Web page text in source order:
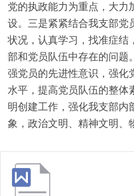
党的执政能力为重点，大力
设。三是紧紧结合我支部党
状况，认真学习，找准症结
部和党员队伍中存在的问题
强党员的先进性意识，强化
水平，提高党员队伍的整体
明创建工作，强化我支部内
象，政治文明、精神文明、